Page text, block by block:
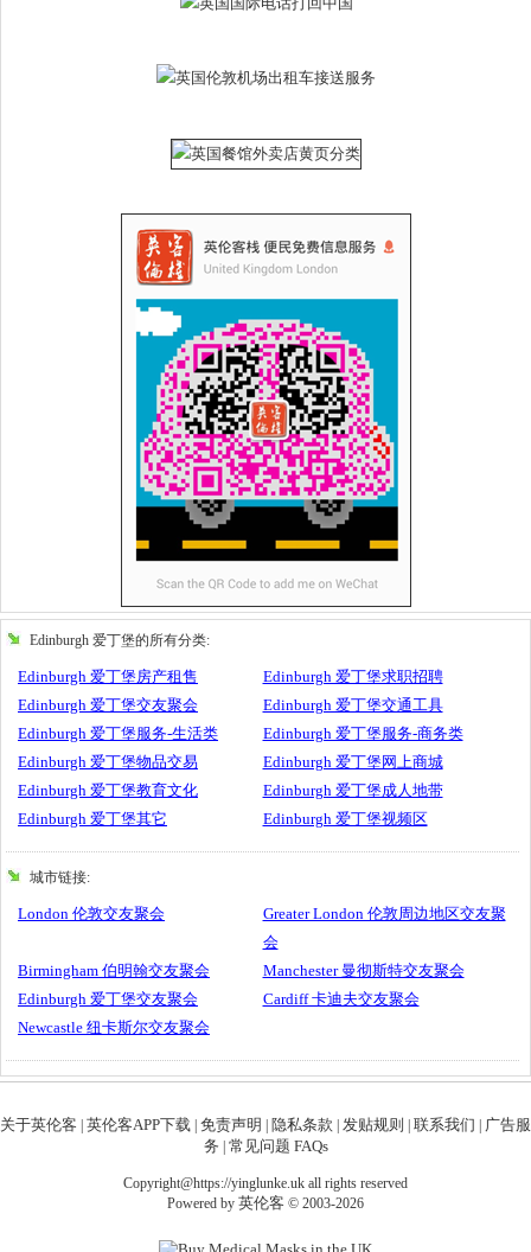
Edinburgh 爱丁堡的所有分类:
Edinburgh 爱丁堡房产租售
Edinburgh 爱丁堡求职招聘
Edinburgh 爱丁堡交友聚会
Edinburgh 爱丁堡交通工具
Edinburgh 爱丁堡服务-生活类
Edinburgh 爱丁堡服务-商务类
Edinburgh 爱丁堡物品交易
Edinburgh 爱丁堡网上商城
Edinburgh 爱丁堡教育文化
Edinburgh 爱丁堡成人地带
Edinburgh 爱丁堡其它
Edinburgh 爱丁堡视频区
城市链接:
London 伦敦交友聚会
Greater London 伦敦周边地区交友聚
会
Birmingham 伯明翰交友聚会
Manchester 曼彻斯特交友聚会
Edinburgh 爱丁堡交友聚会
Cardiff 卡迪夫交友聚会
Newcastle 纽卡斯尔交友聚会
关于英伦客 英伦客APP下载 免责声明 隐私条款 发贴规则 联系我们
广告服
务 常见问题 FAQs
Copyright@https://yinglunke.uk all rights reserved
Powered by 英伦客 © 2003-2026